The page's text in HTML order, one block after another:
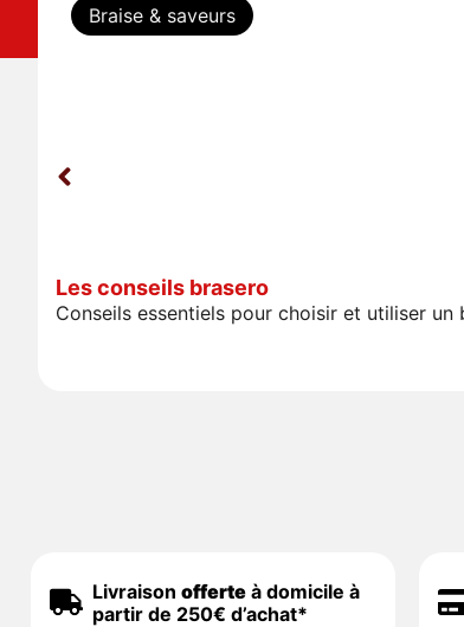
Braise & saveurs
Les conseils brasero
Conseils essentiels pour choisir et utiliser
Livraison offerte à domicile à
partir de 250€ d’achat*